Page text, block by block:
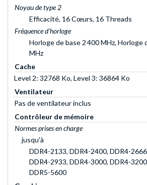
Noyau de type 2
Efficacité, 16 Cœurs, 16 Threads
Fréquence d'horloge
Horloge de base 2 400 MHz, Horloge
MHz
Cache
Level 2: 32768 Ko, Level 3: 36864 Ko
Ventilateur
Pas de ventilateur inclus
Contrôleur de mémoire
Normes prises en charge
jusqu'à
DDR4-2133, DDR4-2400, DDR4-
DDR4-2933, DDR4-3000, DDR4-
DDR5-5600